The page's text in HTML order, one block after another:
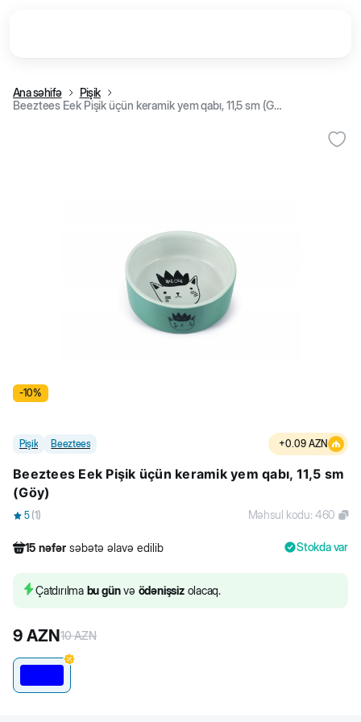
Ana səhifə
Pişik
Beeztees Eek Pişik üçün keramik yem qabı, 11,5 sm (Göy)
-10%
Pişik Beeztees +0.09 AZN
Beeztees Eek Pişik üçün keramik yem qabı, 11,5 sm
(Göy)
5 (1) Məhsul kodu:460
15 nəfər səbətə əlavə edilib
44 nəfər məhsulu alıb
Stokda var
Çatdırılma bu günvə ödənişsizolacaq.
9 AZN10AZN